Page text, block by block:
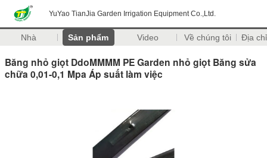
YuYao TianJia Garden Irrigation Equipment Co.,Ltd.
Nhà Sản phẩm Video Về chúng tôi Địa
Băng nhỏ giọt DdoMMMM PE Garden nhỏ giọt Băng sửa
chữa 0,01-0,1 Mpa Áp suất làm việc